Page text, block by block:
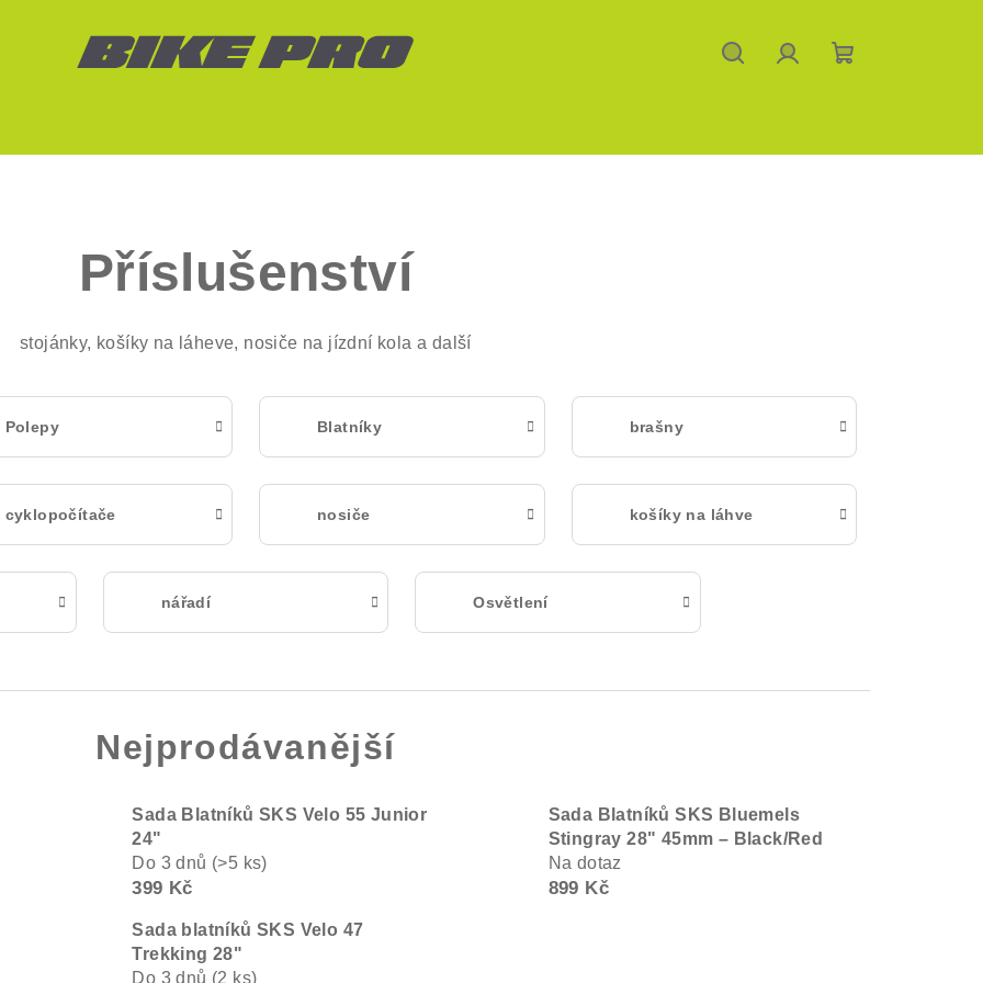
košík
Příslušenství
stojánky, košíky na láheve, nosiče na jízdní kola a další
Polepy Blatníky brašny
cyklopočítače nosiče košíky na láhve
nářadí Osvětlení
Nejprodávanější
Sada Blatníků SKS Velo 55 Junior
24"
Do 3 dnů (>5 ks)
399 Kč
Sada Blatníků SKS Bluemels
Stingray 28" 45mm – Black/Red
Na dotaz
899 Kč
Sada blatníků SKS Velo 47
Trekking 28"
Do 3 dnů (2 ks)